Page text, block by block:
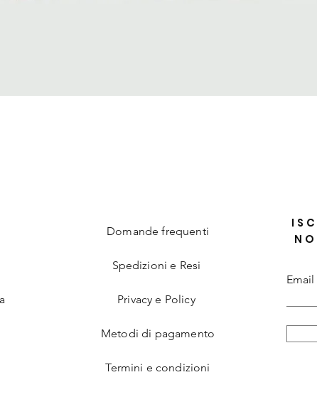
Domande frequenti
Spedizioni e Resi
Privacy e Policy
Metodi di pagamento
Termini e condizioni
Email